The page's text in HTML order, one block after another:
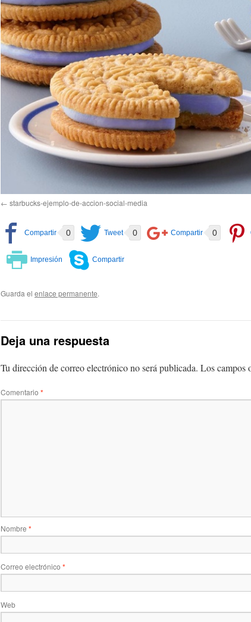
starbucks-ejemplo-de-accion-social-media
0 0 0
Guarda el enlace permanente.
Deja una respuesta
Tu dirección de correo electrónico no será publicada. Los campos
Comentario *
Nombre *
Correo electrónico *
Web